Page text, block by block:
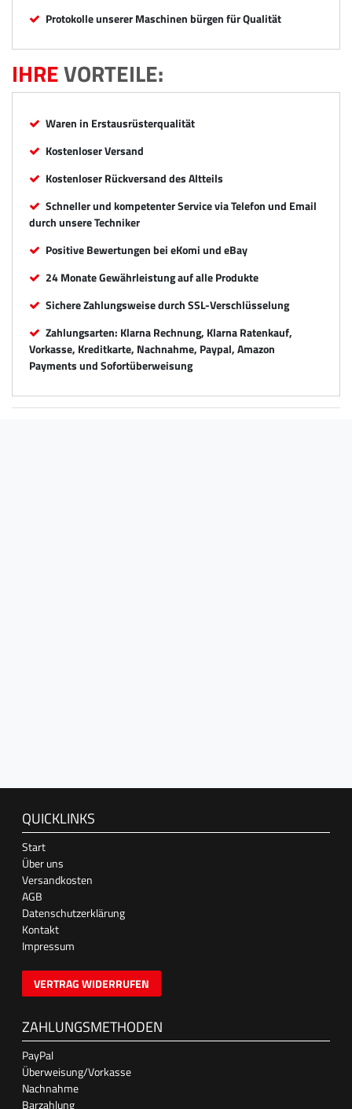
Protokolle unserer Maschinen bürgen für Qualität
IHREVORTEILE:
Waren in Erstausrüsterqualität
Kostenloser Versand
Kostenloser Rückversand des Altteils
Schneller und kompetenter Service via Telefon und Email
durch unsere Techniker
Positive Bewertungen bei eKomi und eBay
24 Monate Gewährleistung auf alle Produkte
Sichere Zahlungsweise durch SSL-Verschlüsselung
Zahlungsarten: Klarna Rechnung, Klarna Ratenkauf,
Vorkasse, Kreditkarte, Nachnahme, Paypal, Amazon
Payments und Sofortüberweisung
QUICKLINKS
Start
Über uns
Versandkosten
AGB
Datenschutzerklärung
Kontakt
Impressum
VERTRAG WIDERRUFEN
ZAHLUNGSMETHODEN
PayPal
Überweisung/Vorkasse
Nachnahme
Barzahlung